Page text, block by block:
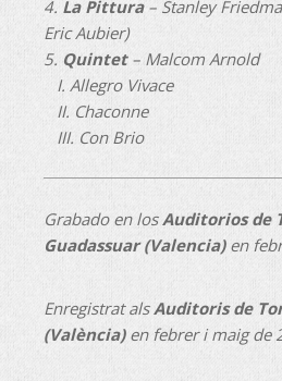
4. La Pittura– Stanley
Eric Aubier)
5. Quintet– Malcom Arnold
I. Allegro Vivace
II. Chaconne
III. Con Brio
Grabado en los Auditorios de
Guadassuar (Valencia)en
Enregistrat als Auditoris de
(València)en febrer i maig de